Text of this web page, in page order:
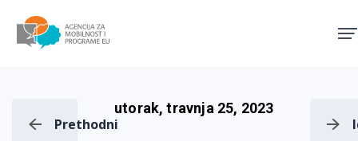
Prethodni
utorak, travnja 25, 2023